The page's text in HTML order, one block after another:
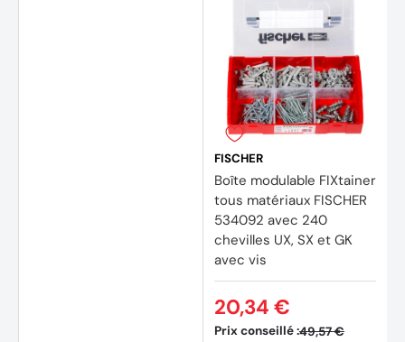
FISCHER
Boîte modulable FIXtainer
tous matériaux FISCHER
534092 avec 240
chevilles UX, SX et GK
avec vis
Prix conseillé :49,57 €
20,34 €